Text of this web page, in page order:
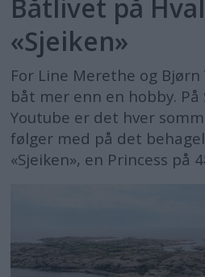
Båtlivet på
«Sjeiken»
For Line Merethe og
båt mer enn en hobby. På
Youtube er det hver
følger med på det
«Sjeiken», en Princess på